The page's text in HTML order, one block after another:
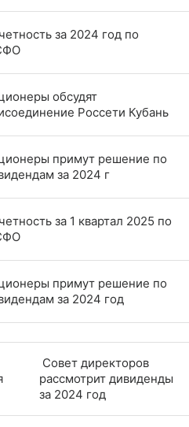
за 2024 год по
обсудят
Россети Кубань
примут решение по
за 2024 г
за 1 квартал 2025 по
примут решение по
за 2024 год
Совет директоров
рассмотрит дивиденды
за 2024 год